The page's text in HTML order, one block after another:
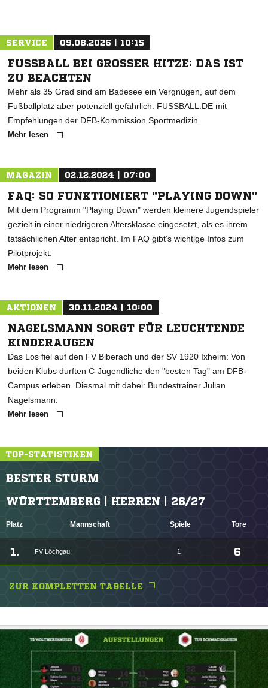
SERVICE 09.08.2026 | 10:15
FUSSBALL BEI GROSSER HITZE: DAS IST ZU
BEACHTEN
Mehr als 35 Grad sind am Badesee ein Vergnügen, auf dem
Fußballplatz aber potenziell gefährlich. FUSSBALL.DE mit
Empfehlungen der DFB-Kommission Sportmedizin.
Mehr lesen
MAGAZIN 02.12.2024 | 07:00
FAQ: SO FUNKTIONIERT "PLAYING DOWN"
Mit dem Programm "Playing Down" werden kleinere Jugendspieler
gezielt in einer niedrigeren Altersklasse eingesetzt, als es ihrem
tatsächlichen Alter entspricht. Im FAQ gibt's wichtige Infos zum
Pilotprojekt.
Mehr lesen
AKTIONEN 30.11.2024 | 10:00
NAGELSMANN SORGT FÜR LEUCHTENDE
KINDERAUGEN
Das Los fiel auf den FV Biberach und der SV 1920 Ixheim: Von
beiden Klubs durften C-Jugendliche den "besten Tag" am DFB-
Campus erleben. Diesmal mit dabei: Bundestrainer Julian
Nagelsmann.
Mehr lesen
TOP-STATISTIKEN
BESTER STURM
WÜRTTEMBERG | HERREN | 26/27
Platz Mannschaft Spiele Tore
1. FV Löchgau 1 6
ZUR KOMPLETTEN TABELLE